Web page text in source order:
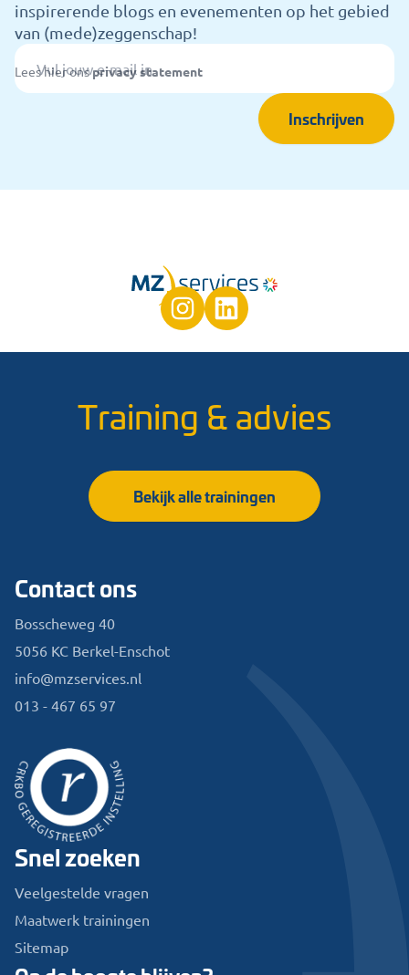
inspirerende blogs en evenementen op het gebied
van (mede)zeggenschap!
Inschrijven
Lees hier onsprivacy statement
Training & advies
Bekijk alle trainingen
Contact ons
Bosscheweg 40
5056 KC Berkel-Enschot
info@mzservices.nl
013 - 467 65 97
Snel zoeken
Veelgestelde vragen
Maatwerk trainingen
Sitemap